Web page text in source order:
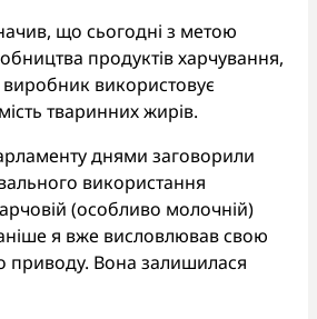
що сьогодні з метою
продуктів харчування,
використовує
тваринних жирів.
днями заговорили
використання
(особливо молочній)
я вже висловлював свою
приводу. Вона залишилася